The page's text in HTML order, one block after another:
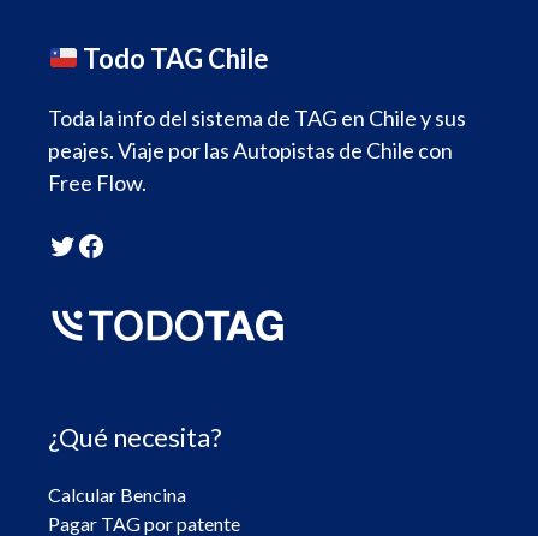
Todo TAG Chile
Toda la info del sistema de TAG en Chile y sus
peajes. Viaje por las Autopistas de Chile con
Free Flow.
Twitter
Facebook
¿Qué necesita?
Calcular Bencina
Pagar TAG por patente